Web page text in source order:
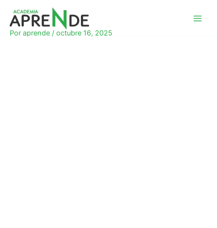
contenido
Por aprende / octubre 16, 2025